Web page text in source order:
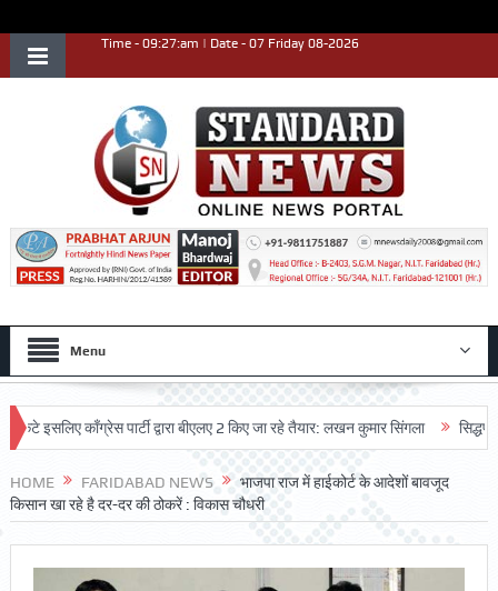
Time - 09:27:am | Date - 07 Friday 08-2026
Menu
काँग्रेस पार्टी द्वारा बीएलए 2 किए जा रहे तैयार: लखन कुमार सिंगला सिद्धपीठ श्री
HOME FARIDABAD NEWS
भाजपा राज में हाईकोर्ट के आदेशों बावजूद
किसान खा रहे है दर-दर की ठोकरें : विकास चौधरी